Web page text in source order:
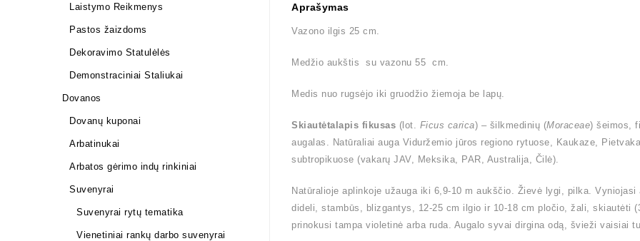
Aprašymas
Vazono ilgis 25 cm.
Medžio aukštis su vazonu 55 cm.
Medis nuo rugsėjo iki gruodžio žiemoja be lapų.
Skiautėtalapis fikusas (lot. Ficus carica) – šilkmedinių (Moraceae) šeimos,
augalas. Natūraliai auga Viduržemio jūros regiono rytuose, Kaukaze,
subtropikuose (vakarų JAV, Meksika, PAR, Australija, Čilė).
Natūralioje aplinkoje užauga iki 6,9-10 m aukščio. Žievė lygi, pilka.
dideli, stambūs, blizgantys, 12-25 cm ilgio ir 10-18 cm pločio, žali, skiautėti
prinokusi tampa violetinė arba ruda. Augalo syvai dirgina odą, švieži vaisiai
Laistymo Reikmenys
Pastos žaizdoms
Dekoravimo Statulėlės
Demonstraciniai Staliukai
Dovanos
Dovanų kuponai
Arbatinukai
Arbatos gėrimo indų rinkiniai
Suvenyrai
Suvenyrai rytų tematika
Vienetiniai rankų darbo suvenyrai